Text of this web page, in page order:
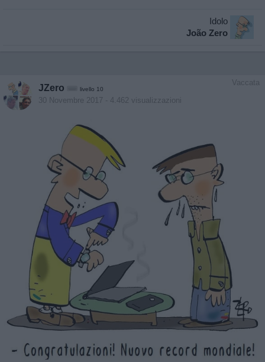
Idolo
João Zero
Vaccata
JZero livello 10
30 Novembre 2017 - 4.462 visualizzazioni